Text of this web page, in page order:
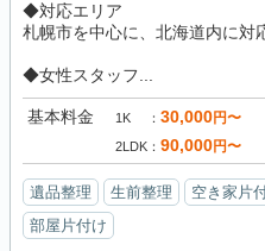
◆対応エリア
札幌市を中心に、北海道内に対
◆女性スタッフ...
基本料金 1K 30,000円〜
2LDK 90,000円〜
遺品整理 生前整理 空き家片
部屋片付け